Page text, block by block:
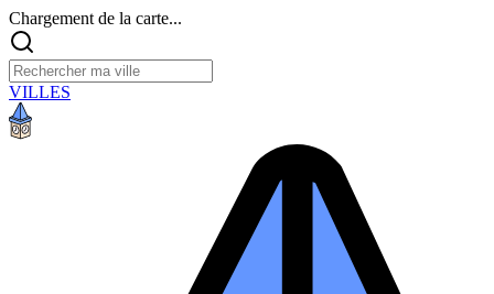
Chargement de la carte...
VILLES